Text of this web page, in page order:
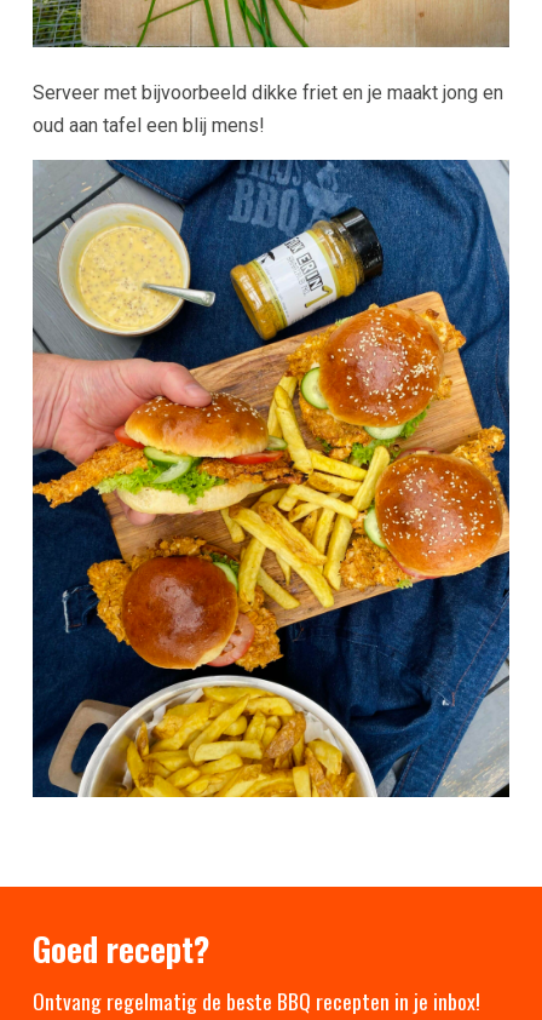
Serveer met bijvoorbeeld dikke friet en je maakt jong en
oud aan tafel een blij mens!
Goed recept?
Ontvang regelmatig de beste BBQ recepten in je inbox!